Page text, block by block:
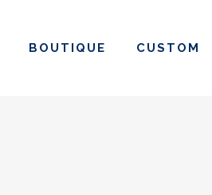
BOUTIQUE CUSTOM